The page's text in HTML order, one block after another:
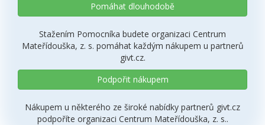
Pomáhat dlouhodobě
Stažením Pomocníka budete organizaci Centrum
Mateřídouška, z. s. pomáhat každým nákupem u partnerů
givt.cz.
Podpořit nákupem
Nákupem u některého ze široké nabídky partnerů givt.cz
podpoříte organizaci Centrum Mateřídouška, z. s..